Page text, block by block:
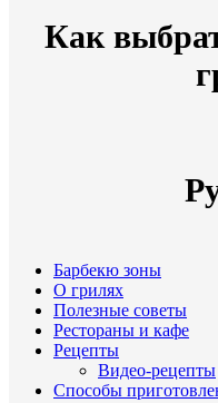
Как
Барбекю зоны
О грилях
Полезные советы
Рестораны и кафе
Рецепты
Видео-рецепты
Способы